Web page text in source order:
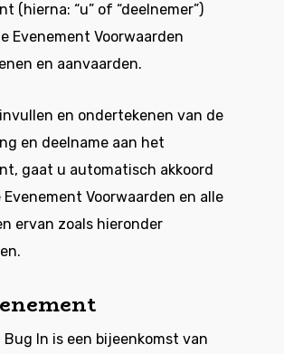
(hierna: “u” of “deelnemer”)
Evenement Voorwaarden
en aanvaarden.
en ondertekenen van de
en deelname aan het
gaat u automatisch akkoord
Voorwaarden en alle
ervan zoals hieronder
Bug In is een bijeenkomst van